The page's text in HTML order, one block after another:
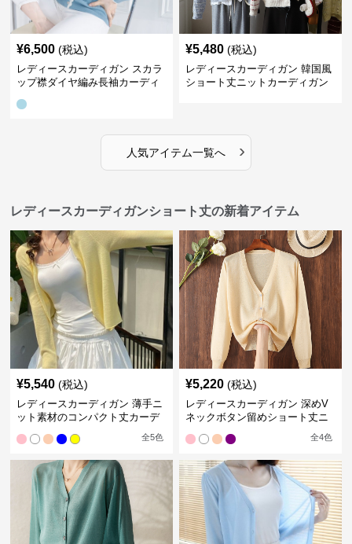
¥6,500 (税込)
レディースカーディガン スカラ
ップ襟ダイヤ編み長袖カーディ
¥5,480 (税込)
レディースカーディガン 韓国風
ショート丈ニットカーディガン
人気アイテム一覧へ ›
レディースカーディガンショート丈の新着アイテム
¥5,540 (税込)
レディースカーディガン 薄手ニ
ット素材のコンパクト丈カーデ
全5色
¥5,220 (税込)
レディースカーディガン 深めV
ネックボタン留めショート丈ニ
全4色